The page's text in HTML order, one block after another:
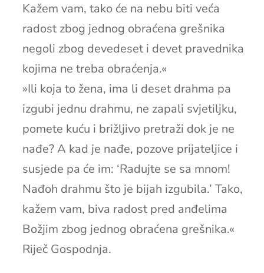
Kažem vam, tako će na nebu biti veća
radost zbog jednog obraćena grešnika
negoli zbog devedeset i devet pravednika
kojima ne treba obraćenja.«
»Ili koja to žena, ima li deset drahma pa
izgubi jednu drahmu, ne zapali svjetiljku,
pomete kuću i brižljivo pretraži dok je ne
nađe? A kad je nađe, pozove prijateljice i
susjede pa će im: ‘Radujte se sa mnom!
Nađoh drahmu što je bijah izgubila.’ Tako,
kažem vam, biva radost pred anđelima
Božjim zbog jednog obraćena grešnika.«
Riječ Gospodnja.